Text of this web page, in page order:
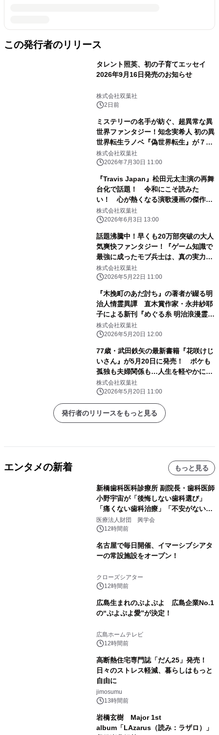
この発行者のリリース
タレント照英、初の子育てエッセイ
2026年9月16日発売のお知らせ
株式会社双葉社
2日前
ミステリーの名手が紡ぐ、超異常な異
世界ファンタジー！知念実希人 初の異
世界転生ラノベ『偽世界転生』が７月
３０日（木）よりついに発売開
始！！〜発売記念PVも公開！〜
株式会社双葉社
2026年7月30日 11:00
『Travis Japan』松田元太主演の再舞
台化で話題！ 令和にこそ読みた
い！ 心が熱くなる演歌漫画の傑作、
土田世紀『俺節』が当時の原画も多数
掲載のリマスター版となって登場！
株式会社双葉社
2026年6月3日 13:00
話題沸騰中！早くも20万部突破の大人
気爽快ファンタジー！『ゲーム知識で
最強に成ったモブ兵士は、真の実力を
隠したい』第３巻発売＆PV公開！
株式会社双葉社
2026年5月22日 11:00
『木挽町のあだ討ち』の著者が綴る明
治人情霊異譚 直木賞作家・永井紗耶
子による新刊『めぐる糸 明治浪漫霊異
譚』発売！
株式会社双葉社
2026年5月20日 12:00
77歳・武田鉄矢の最新書籍『花咲けじ
いさん』が5月20日に発売！ ボケも
孤独も夫婦関係も…人生を軽やかにす
る“老いの教科書”
株式会社双葉社
2026年5月20日 11:00
発行者のリリースをもっと見る
エンタメの新着 もっと見る
新橋歯科医科診療所 副院長・歯科医師
小野宇宙が「後悔しない歯科選び」
「痛くない歯科治療」「不安がない治
療計画」をテーマに専門監修
医療法人財団 興学会
12時間前
名古屋で毎日開催、イマーシブシアタ
ーの常設施設をオープン！
クローズシアター
12時間前
広島生まれのぷよぷよ 広島企業No.1
の“ぷよぷよ愛”が決定！
広島ホームテレビ
12時間前
高断熱住宅専門誌「だん25」発売！
日々のストレス軽減、暮らしはもっと
自由に
jimosumu
13時間前
岩橋玄樹 Major 1st
album「LAzarus（読み：ラザロ）」